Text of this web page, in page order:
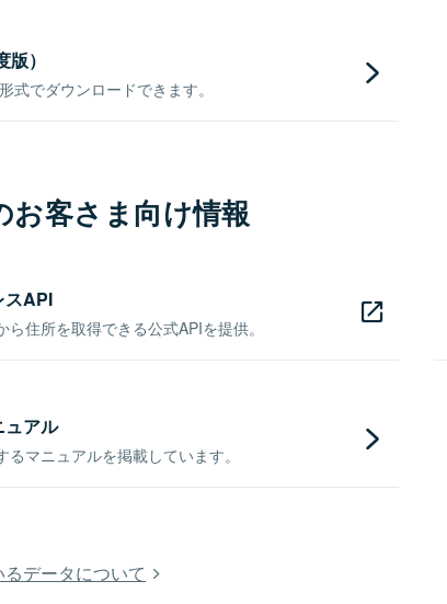
）
式でダウンロードできます。
お客さま向け情報
スAPI
住所を取得できる公式APIを提供。
ュアル
マニュアルを掲載しています。
データについて